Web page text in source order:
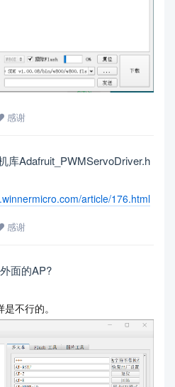
感谢
库Adafruit_PWMServoDriver.h
article/176.html
感谢
面的AP?
不行的。